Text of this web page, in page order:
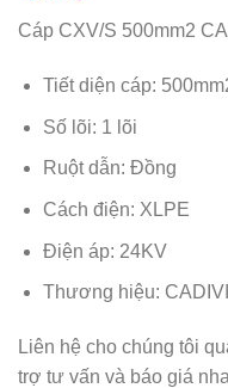
Cáp CXV/S 500mm2
Tiết diện cáp:
Số lõi: 1 lõi
Ruột dẫn: Đồng
Cách điện: XLPE
Điện áp: 24KV
Thương hiệu: CADIVI
Liên hệ cho chúng tôi
trợ tư vấn và báo giá